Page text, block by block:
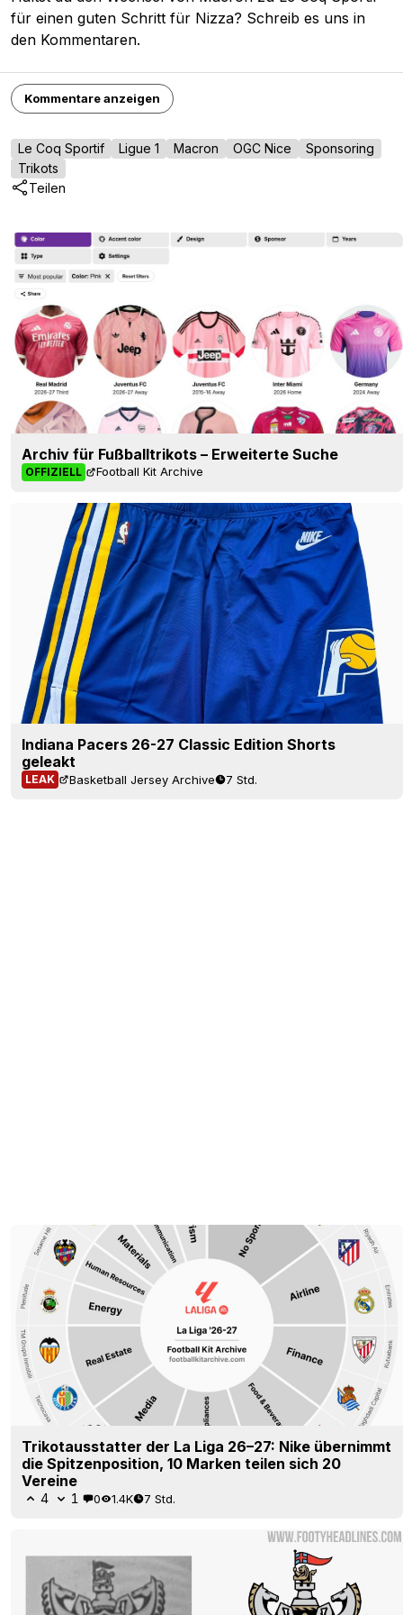
für einen guten Schritt für Nizza? Schreib es uns in
den Kommentaren.
Kommentare anzeigen
Le Coq Sportif Ligue 1 Macron OGC Nice
Sponsoring
Trikots
Teilen
Archiv für Fußballtrikots – Erweiterte Suche
OFFIZIELL Football Kit Archive
Indiana Pacers 26-27 Classic Edition Shorts
geleakt
LEAK Basketball Jersey Archive 7 Std.
Trikotausstatter der La Liga 26–27: Nike übernimmt
die Spitzenposition, 10 Marken teilen sich 20
Vereine
4 1 0 1.4K 7 Std.